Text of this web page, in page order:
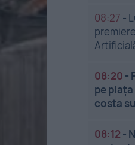
08:27 -
08:20 -
pe
costa
08:12 -